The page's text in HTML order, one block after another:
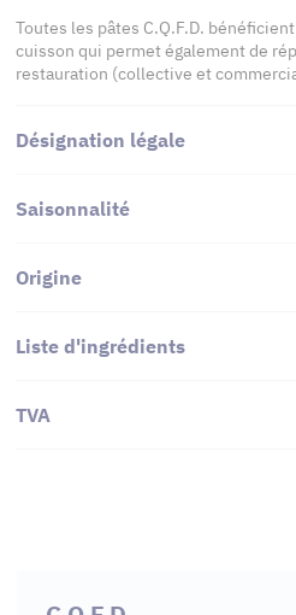
Toutes les pâtes C.Q.F.D.
cuisson qui permet également de
restauration (collective et
Désignation légale
Saisonnalité
Origine
Liste d'ingrédients
TVA